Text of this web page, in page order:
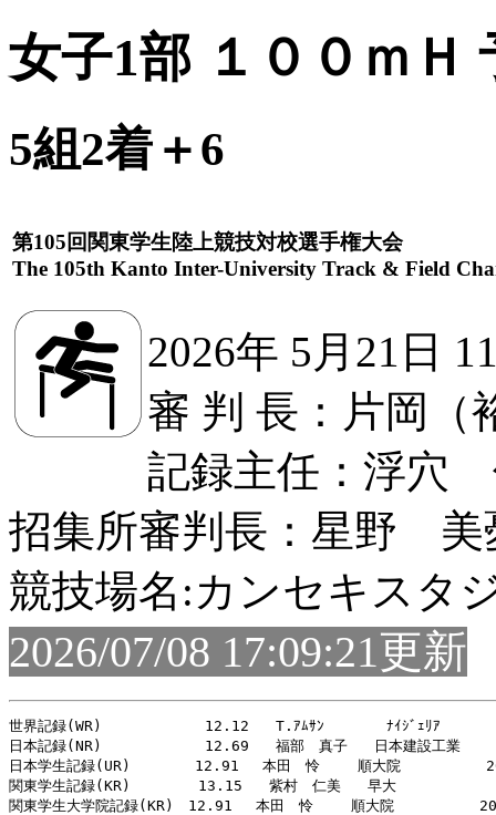
女子1部 １００ｍＨ
5組2着＋6
第105回関東学生陸上競技対校選手権大会
The 105th Kanto Inter-University Track & Field
2026年 5月21日
審 判 長：片岡（
記録主任：浮穴
招集所審判長：星野 美
競技場名:カンセキスタ
2026/07/08 17:09:21更新
世界記録(WR)         　 12.12   T.ｱﾑｻﾝ       ﾅｲｼﾞｪﾘｱ
日本記録(NR)         　 12.69   福部　真子   日本建設工業
日本学生記録(UR)　　    12.91　 本田　怜　　 順大院        　
関東学生記録(KR)     　 13.15   紫村　仁美   早大       　
関東学生大学院記録(KR)　12.91　 本田　怜　 　順大院　